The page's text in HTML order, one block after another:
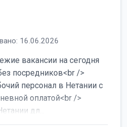
16.06.2026
вакансии на сегодня
посредников<br />
персонал в Нетании с
оплатой<br />
дл...